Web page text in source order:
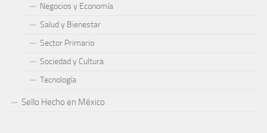
Negocios y Economía
Salud y Bienestar
Sector Primario
Sociedad y Cultura
Tecnología
Sello Hecho en México